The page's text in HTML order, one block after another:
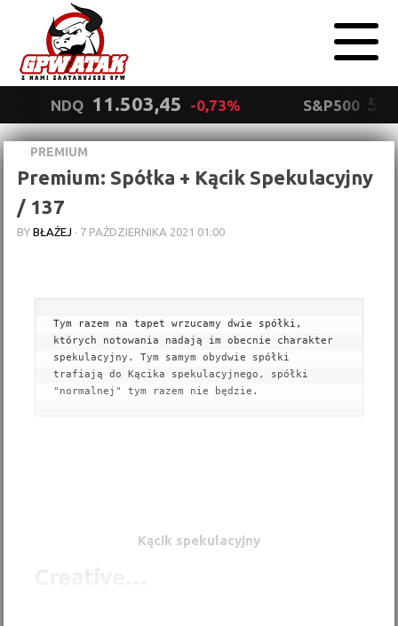
NDQ 11.503,45 -0,73% S&P500
PREMIUM
Premium: Spółka + Kącik Spekulacyjny
/ 137
BYBŁAŻEJ · 7 PAŹDZIERNIKA 2021 01:00
Tym razem na tapet wrzucamy dwie spółki,
których notowania nadają im obecnie charakter
spekulacyjny. Tym samym obydwie spółki
trafiają do Kącika spekulacyjnego, spółki
Kącik spekulacyjny
prywatności
Wyrażam zgodę.